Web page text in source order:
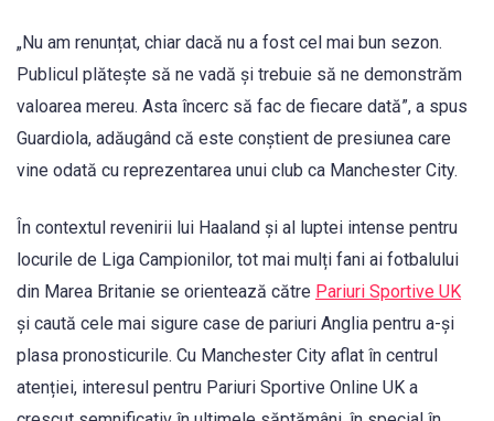
„Nu am renunțat, chiar dacă nu a fost cel mai bun sezon.
Publicul plătește să ne vadă și trebuie să ne demonstrăm
valoarea mereu. Asta încerc să fac de fiecare dată”, a spus
Guardiola, adăugând că este conștient de presiunea care
vine odată cu reprezentarea unui club ca Manchester City.
În contextul revenirii lui Haaland și al luptei intense pentru
locurile de Liga Campionilor, tot mai mulți fani ai fotbalului
din Marea Britanie se orientează către Pariuri Sportive UK
și caută cele mai sigure case de pariuri Anglia pentru a-și
plasa pronosticurile. Cu Manchester City aflat în centrul
atenției, interesul pentru Pariuri Sportive Online UK a